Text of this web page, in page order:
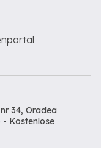
34, Oradea
- Kostenlose